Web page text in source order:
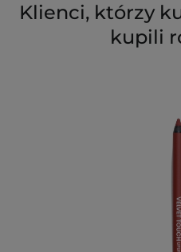
Klienci, którzy
kupili